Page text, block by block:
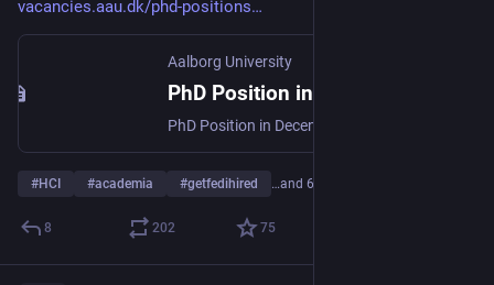
vacancies.aau.dk/phd-positions
Aalborg University
#HCI #academia #getfedihired …and 6 more
8 202 75